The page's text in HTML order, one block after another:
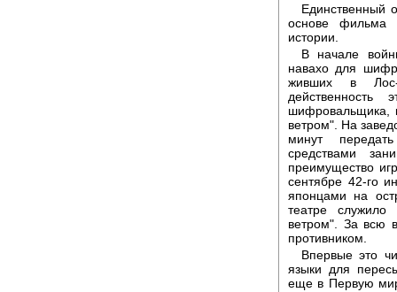
Единственный
основе фильма
истории.
В начале
навахо для
живших в Лос-
шифровальщика,
ветром". На
минут
средствами
преимущество
сентябре 42-го
японцами на
театре
ветром". За всю
противником.
Впервые это
языки для
еще в Первую